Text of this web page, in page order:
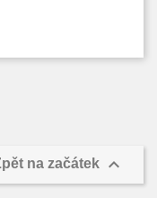
na začátek 